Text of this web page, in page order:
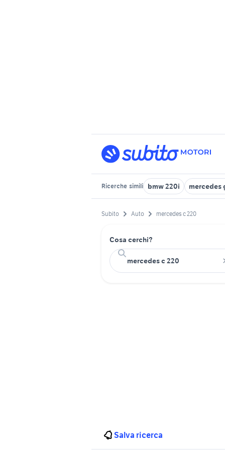
Ricerche simili bmw 220i mercedes
Subito Auto mercedes c 220
Cosa cerchi?
Salva ricerca